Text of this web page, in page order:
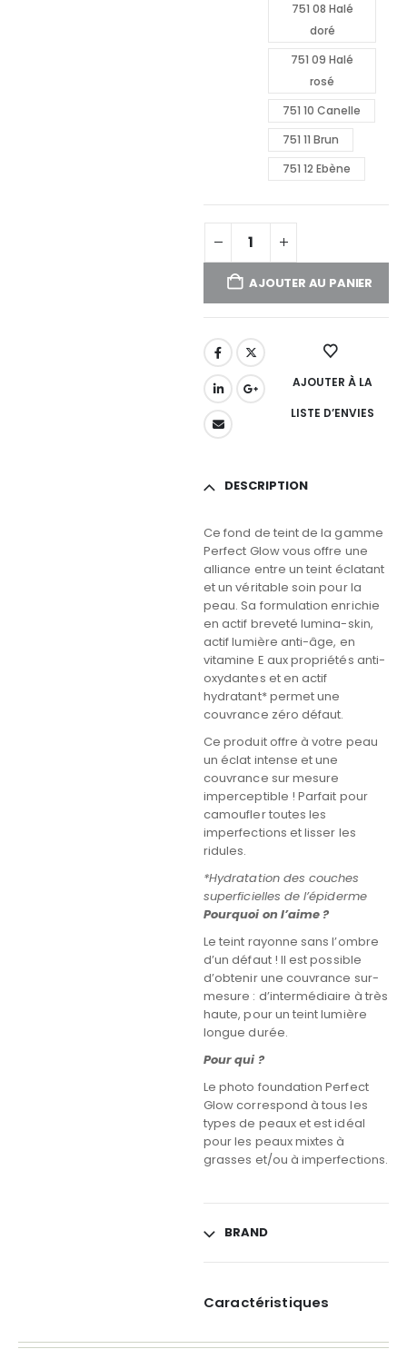
751 08 Halé
doré
751 09 Halé
rosé
751 10 Canelle
751 11 Brun
751 12 Ebène
AJOUTER AU PANIER
AJOUTER À LA
LISTE D’ENVIES
DESCRIPTION
Ce fond de teint de la gamme
Perfect Glow vous offre une
alliance entre un teint éclatant
et un véritable soin pour la
peau. Sa formulation enrichie
en actif breveté lumina-skin,
actif lumière anti-âge, en
vitamine E aux propriétés anti-
oxydantes et en actif
hydratant* permet une
couvrance zéro défaut.
Ce produit offre à votre peau
un éclat intense et une
couvrance sur mesure
imperceptible ! Parfait pour
camoufler toutes les
imperfections et lisser les
ridules.
*Hydratation des couches
superficielles de l’épiderme
Pourquoi on l’aime ?
Le teint rayonne sans l’ombre
d’un défaut ! Il est possible
d’obtenir une couvrance sur-
mesure : d’intermédiaire à très
haute, pour un teint lumière
longue durée.
Pour qui ?
Le photo foundation Perfect
Glow correspond à tous les
types de peaux et est idéal
pour les peaux mixtes à
grasses et/ou à imperfections.
BRAND
Caractéristiques